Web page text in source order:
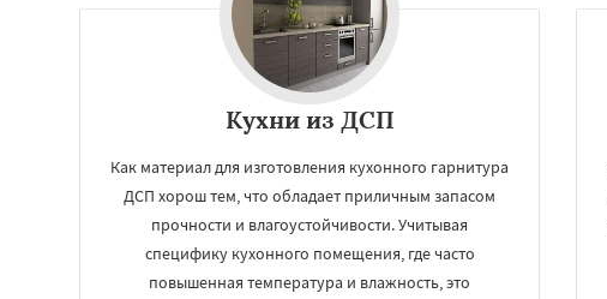
Кухни из ДСП
Как материал для изготовления кухонного гарнитура
ДСП хорош тем, что обладает приличным запасом
прочности и влагоустойчивости. Учитывая
специфику кухонного помещения, где часто
повышенная температура и влажность, это